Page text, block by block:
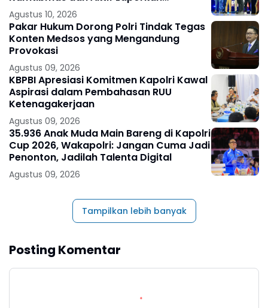
Gangguan Ke 110
Agustus 10, 2026
Pakar Hukum Dorong Polri Tindak Tegas
Konten Medsos yang Mengandung
Provokasi
Agustus 09, 2026
KBPBI Apresiasi Komitmen Kapolri Kawal
Aspirasi dalam Pembahasan RUU
Ketenagakerjaan
Agustus 09, 2026
35.936 Anak Muda Main Bareng di Kapolri
Cup 2026, Wakapolri: Jangan Cuma Jadi
Penonton, Jadilah Talenta Digital
Agustus 09, 2026
Tampilkan lebih banyak
Posting Komentar